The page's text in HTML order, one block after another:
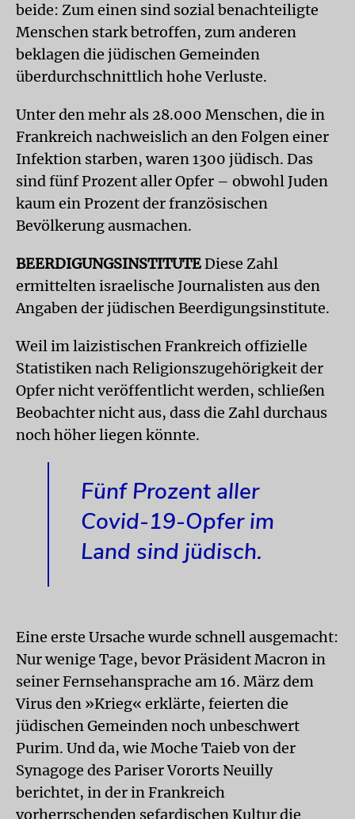
beide: Zum einen sind sozial benachteiligte
Menschen stark betroffen, zum anderen
beklagen die jüdischen Gemeinden
überdurchschnittlich hohe Verluste.
Unter den mehr als 28.000 Menschen, die in
Frankreich nachweislich an den Folgen einer
Infektion starben, waren 1300 jüdisch. Das
sind fünf Prozent aller Opfer – obwohl Juden
kaum ein Prozent der französischen
Bevölkerung ausmachen.
BEERDIGUNGSINSTITUTEDiese Zahl
ermittelten israelische Journalisten aus den
Angaben der jüdischen Beerdigungsinstitute.
Weil im laizistischen Frankreich offizielle
Statistiken nach Religionszugehörigkeit der
Opfer nicht veröffentlicht werden, schließen
Beobachter nicht aus, dass die Zahl durchaus
noch höher liegen könnte.
Fünf Prozent aller
Covid-19-Opfer im
Land sind jüdisch.
Eine erste Ursache wurde schnell ausgemacht:
Nur wenige Tage, bevor Präsident Macron in
seiner Fernsehansprache am 16. März dem
Virus den »Krieg« erklärte, feierten die
jüdischen Gemeinden noch unbeschwert
Purim. Und da, wie Moche Taieb von der
Synagoge des Pariser Vororts Neuilly
berichtet, in der in Frankreich
vorherrschenden sefardischen Kultur die